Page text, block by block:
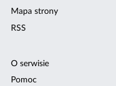
Mapa strony
RSS
O serwisie
Pomoc